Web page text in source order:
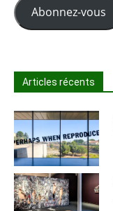
Abonnez-vous
Articles récents